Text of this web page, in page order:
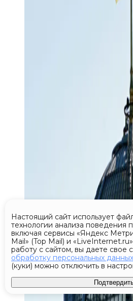
Настоящий сайт использует
технологии анализа поведения
включая сервисы «Яндекс
Mail» (Top Mail) и
работу с сайтом, вы даете свое
обработку персональных данных
(куки) можно отключить в